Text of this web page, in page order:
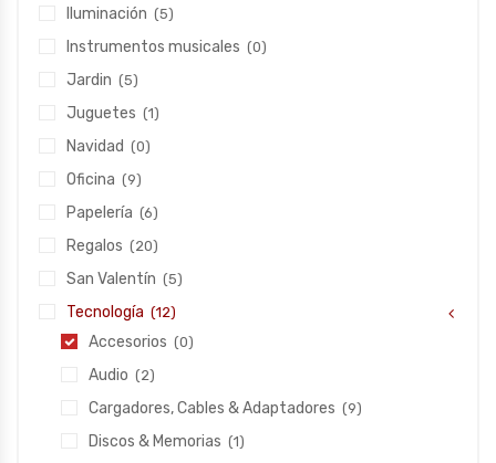
Iluminación (5)
Instrumentos musicales (0)
Jardin (5)
Juguetes (1)
Navidad (0)
Oficina (9)
Papelería (6)
Regalos (20)
San Valentín (5)
Tecnología (12)
Accesorios (0)
Audio (2)
Cargadores, Cables & Adaptadores (9)
Discos & Memorias (1)